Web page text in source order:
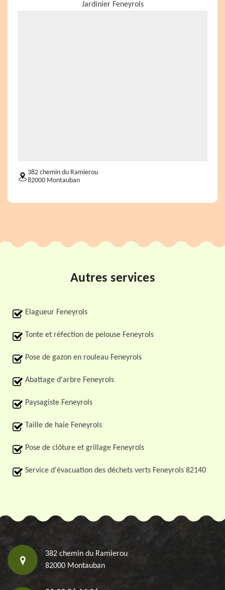
Jardinier Feneyrols
382 chemin du Ramierou
82000 Montauban
Autres services
Elagueur Feneyrols
Tonte et réfection de pelouse Feneyrols
Pose de gazon en rouleau Feneyrols
Abattage d'arbre Feneyrols
Paysagiste Feneyrols
Taille de haie Feneyrols
Pose de clôture et grillage Feneyrols
Service d'évacuation des déchets verts Feneyrols 82140
382 chemin du Ramierou
82000 Montauban